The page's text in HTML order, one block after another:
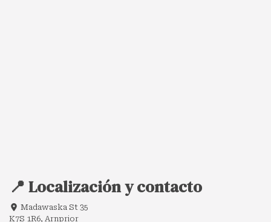
📍 Localización y contacto
Madawaska St 35
K7S 1R6, Arnprior